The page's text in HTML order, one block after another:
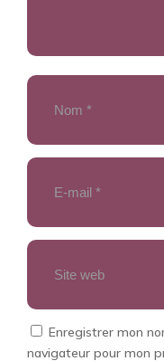
Enregistrer mon
navigateur pour mon